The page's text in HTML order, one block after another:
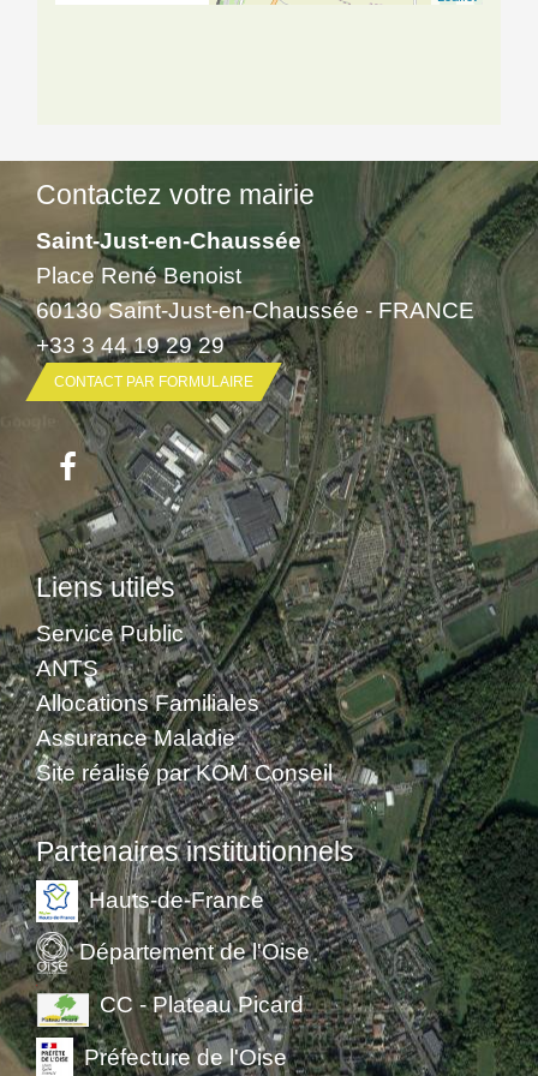
Contactez votre mairie
Saint-Just-en-Chaussée
Place René Benoist
60130 Saint-Just-en-Chaussée - FRANCE
+33 3 44 19 29 29
CONTACT PAR FORMULAIRE
Liens utiles
Service Public
ANTS
Allocations Familiales
Assurance Maladie
Site réalisé par KOM Conseil
Partenaires institutionnels
Hauts-de-France
Département de l'Oise
CC - Plateau Picard
Préfecture de l'Oise